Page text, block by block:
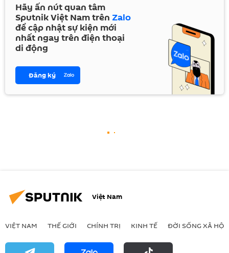
Hãy ấn nút quan tâm
Sputnik Việt Nam trên Zalo
để cập nhật sự kiện mới
nhất ngay trên điện thoại
di động
Đăng ký
Việt Nam
VIỆT NAM THẾ GIỚI CHÍNH TRỊ KINH TẾ ĐỜI SỐNG XÃ HỘI